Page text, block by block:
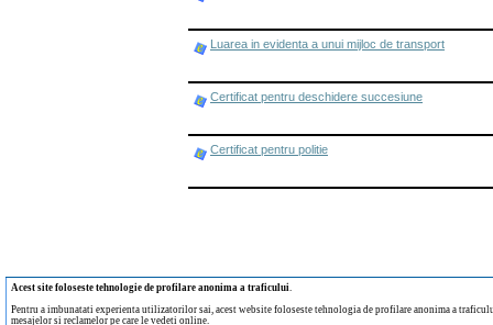
Luarea in evidenta a unui mijloc de transport
Certificat pentru deschidere succesiune
Certificat pentru politie
Acest site foloseste tehnologie de profilare anonima a traficului.
Pentru a imbunatati experienta utilizatorilor sai, acest website foloseste tehnologia de profilare anonima a
mesajelor si reclamelor pe care le vedeti online.